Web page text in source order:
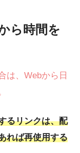
ら時間を
は、Webから日
るリンクは、配
れば再使用する